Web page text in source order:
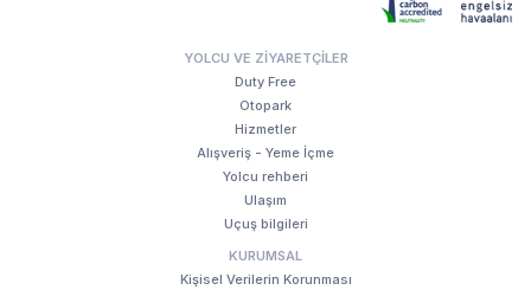
YOLCU VE ZIYARETÇILER
Duty Free
Otopark
Hizmetler
Alışveriş - Yeme İçme
Yolcu rehberi
Ulaşım
Uçuş bilgileri
KURUMSAL
Kişisel Verilerin Korunması